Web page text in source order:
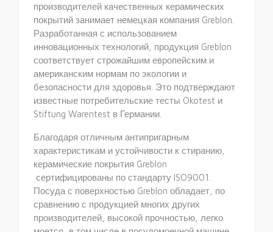
производителей качественных керамических
покрытий занимает немецкая компания Greblon.
Разработанная с использованием
инновационных технологий, продукция Greblon
соответствует строжайшим европейским и
американским нормам по экологии и
безопасности для здоровья. Это подтверждают
известные потребительские тесты Okotest и
Stiftung Warentest в Германии.
Благодаря отличным антипригарным
характеристикам и устойчивости к стиранию,
керамические покрытия Greblon
сертифицированы по стандарту ISO9001.
Посуда с поверхностью Greblon обладает, по
сравнению с продукцией многих других
производителей, высокой прочностью, легко